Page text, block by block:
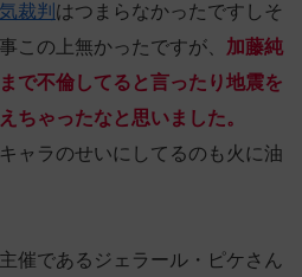
裁判 はつまらなかったですしそ
この上無かったですが、 加藤純
で不倫してると言ったり地震を
ちゃったなと思いました。
ャラのせいにしてるのも火に油
催であるジェラール・ピケさん